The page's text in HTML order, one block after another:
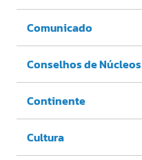
Comunicado
Conselhos de Núcleos
Continente
Cultura